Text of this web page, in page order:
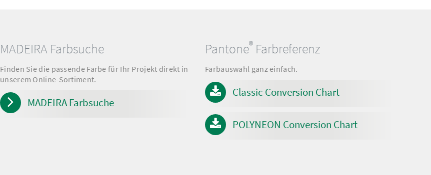
MADEIRA Farbsuche
Finden Sie die passende Farbe für Ihr Projekt direkt in
unserem Online-Sortiment.
MADEIRA Farbsuche
Pantone® Farbreferenz
Farbauswahl ganz einfach.
Classic Conversion Chart
POLYNEON Conversion Chart